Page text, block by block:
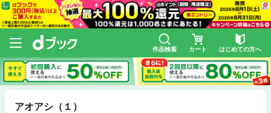
作品検索 カート はじめての方へ
アオアシ（１）